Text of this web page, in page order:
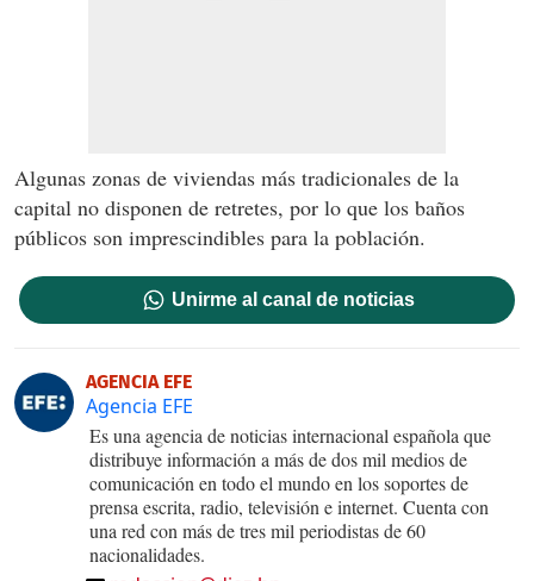
Algunas zonas de viviendas más tradicionales de la
capital no disponen de retretes, por lo que los baños
públicos son imprescindibles para la población.
Unirme al canal de noticias
AGENCIA EFE
Agencia EFE
Es una agencia de noticias internacional española que
distribuye información a más de dos mil medios de
comunicación en todo el mundo en los soportes de
prensa escrita, radio, televisión e internet. Cuenta con
una red con más de tres mil periodistas de 60
nacionalidades.